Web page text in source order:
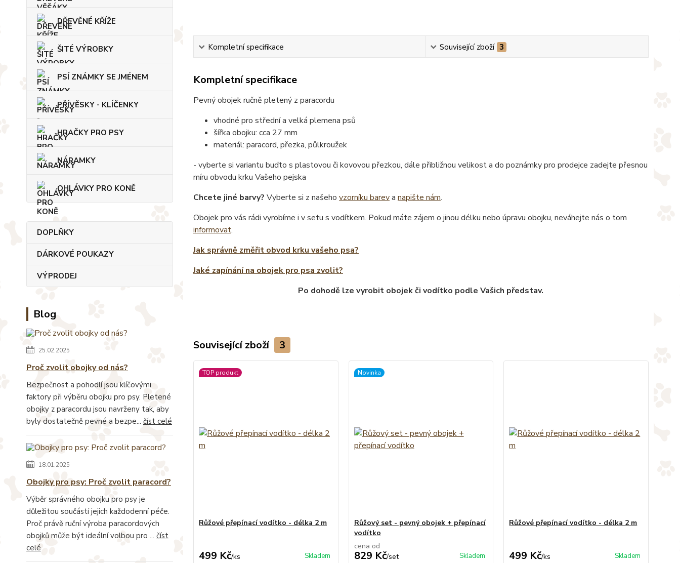
DŘEVĚNÉ KŘÍŽE
ŠITÉ VÝROBKY
PSÍ ZNÁMKY SE JMÉNEM
PŘÍVĚSKY - KLÍČENKY
HRAČKY PRO PSY
NÁRAMKY
OHLÁVKY PRO KONĚ
DOPLŇKY
DÁRKOVÉ POUKAZY
VÝPRODEJ
Blog
25.02.2025
Proč zvolit obojky od nás?
Bezpečnost a pohodlí jsou klíčovými
faktory při výběru obojku pro psy. Pletené
obojky z paracordu jsou navrženy tak, aby
byly dostatečně pevné a bezpe... číst celé
18.01.2025
Obojky pro psy: Proč zvolit paracord?
Výběr správného obojku pro psy je
důležitou součástí jejich každodenní péče.
Proč právě ruční výroba paracordových
obojků může být ideální volbou pro ... číst
celé
Kompletní specifikace Související zboží 3
Kompletní specifikace
Pevný obojek ručně pletený z paracordu
vhodné pro střední a velká plemena psů
šířka obojku: cca 27 mm
materiál: paracord, přezka, půlkroužek
- vyberte si variantu buďto s plastovou či kovovou přezkou, dále přibližnou velikost a do poznámky pro prodejce zadejte přesnou
míru obvodu krku Vašeho pejska
Chcete jiné barvy? Vyberte si z našeho vzorníku bareva napište nám.
Obojek pro vás rádi vyrobíme i v setu s vodítkem. Pokud máte zájem o jinou délku nebo úpravu obojku, neváhejte nás o tom
informovat.
Jak správně změřit obvod krku vašeho psa?
Jaké zapínání na obojek pro psa zvolit?
Po dohodě lze vyrobit obojek či vodítko podle Vašich představ.
Související zboží 3
TOP produkt
Růžové přepínací vodítko - délka 2 m
499 Kč/ks Skladem
Novinka
Růžový set - pevný obojek + přepínací
vodítko
cena od
829 Kč/set Skladem
Růžové přepínací vodítko - délka 2 m
499 Kč/ks Skladem